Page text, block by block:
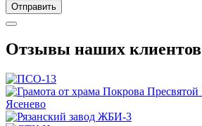
Отправить
Отзывы наших клиентов